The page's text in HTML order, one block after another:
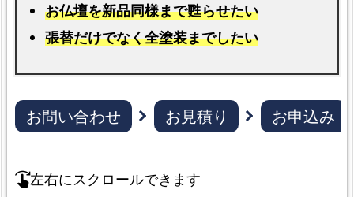
お仏壇を新品同様まで甦らせたい
張替だけでなく全塗装までしたい
お問い合わせ お見積り お申込み
swipe_right左右にスクロールできます